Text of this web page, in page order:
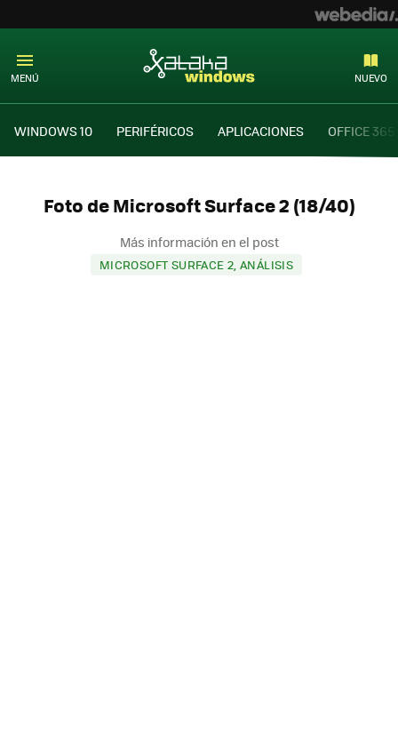
MENÚ NUEVO
WINDOWS 10 PERIFÉRICOS APLICACIONES OFFICE 365
Foto de Microsoft Surface 2 (18/40)
Más información en el post
MICROSOFT SURFACE 2, ANÁLISIS